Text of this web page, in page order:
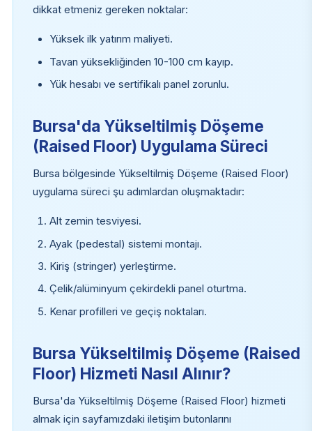
dikkat etmeniz gereken noktalar:
Yüksek ilk yatırım maliyeti.
Tavan yüksekliğinden 10-100 cm kayıp.
Yük hesabı ve sertifikalı panel zorunlu.
Bursa'da Yükseltilmiş Döşeme
(Raised Floor) Uygulama Süreci
Bursa bölgesinde Yükseltilmiş Döşeme (Raised Floor)
uygulama süreci şu adımlardan oluşmaktadır:
Alt zemin tesviyesi.
Ayak (pedestal) sistemi montajı.
Kiriş (stringer) yerleştirme.
Çelik/alüminyum çekirdekli panel oturtma.
Kenar profilleri ve geçiş noktaları.
Bursa Yükseltilmiş Döşeme (Raised
Floor) Hizmeti Nasıl Alınır?
Bursa'da Yükseltilmiş Döşeme (Raised Floor) hizmeti
almak için sayfamızdaki iletişim butonlarını